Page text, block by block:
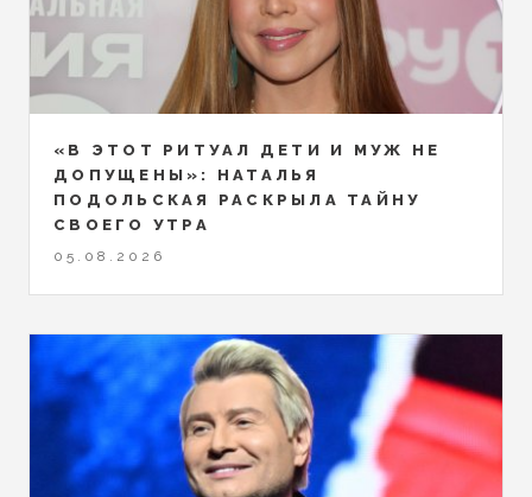
«В ЭТОТ РИТУАЛ ДЕТИ И МУЖ НЕ
ДОПУЩЕНЫ»: НАТАЛЬЯ
ПОДОЛЬСКАЯ РАСКРЫЛА ТАЙНУ
СВОЕГО УТРА
05.08.2026